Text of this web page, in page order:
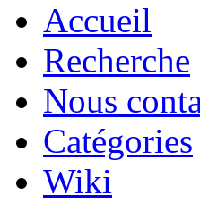
Accueil
Recherche
Nous
Catégories
Wiki